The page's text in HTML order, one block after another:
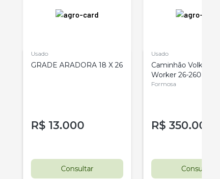
Usado
GRADE ARADORA 18 X 26
R$ 13.000
Consultar
Usado
Caminhão
Worker 26-260E
Formosa
R$ 350.000
Consultar